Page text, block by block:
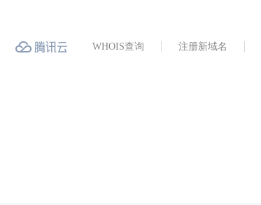
WHOIS查询 注册新域名